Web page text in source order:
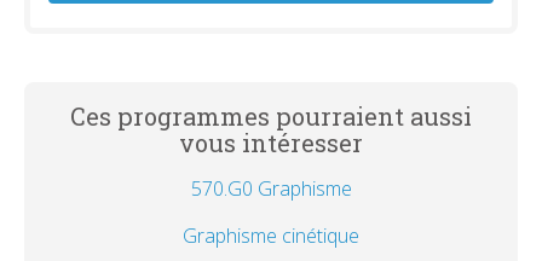
Ces programmes pourraient aussi
vous intéresser
570.G0 Graphisme
Graphisme cinétique